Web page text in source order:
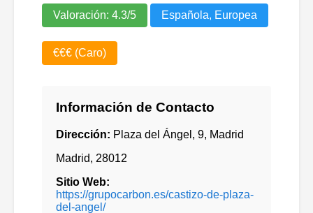
Valoración: 4.3/5 Española, Europea
€€€ (Caro)
Información de Contacto
Dirección: Plaza del Ángel, 9, Madrid
Madrid, 28012
Sitio Web:
https://grupocarbon.es/castizo-de-plaza-
del-angel/